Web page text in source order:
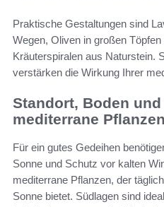
Praktische Gestaltungen sind
Wegen, Oliven in großen
Kräuterspiralen aus Naturstein.
verstärken die Wirkung Ihrer
Standort, Boden
mediterrane Pflanzen
Für ein gutes Gedeihen
Sonne und Schutz vor kalten
mediterrane Pflanzen, der
Sonne bietet. Südlagen sind